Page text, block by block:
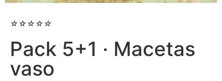
☆☆☆☆☆
Pack 5+1 · Macetas
vaso